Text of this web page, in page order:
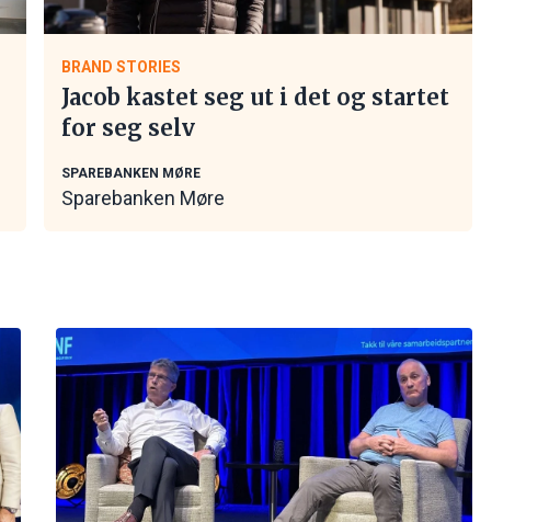
BRAND STORIES
Jacob kastet seg ut i det og startet
for seg selv
SPAREBANKEN MØRE
Sparebanken Møre